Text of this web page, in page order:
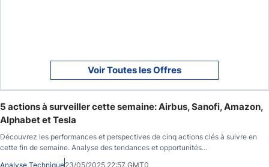
Voir Toutes les Offres
5 actions à surveiller cette semaine: Airbus, Sanofi, Amazon,
Alphabet et Tesla
Découvrez les performances et perspectives de cinq actions clés à suivre en
cette fin de semaine. Analyse des tendances et opportunités
Analyse Technique23/05/2025 22:57 GMT0